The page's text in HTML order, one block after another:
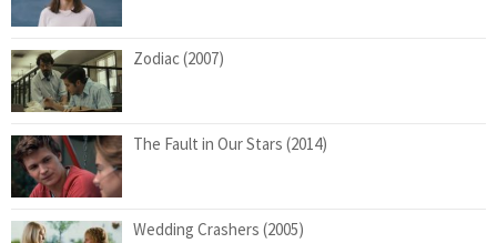
Zodiac (2007)
The Fault in Our Stars (2014)
Wedding Crashers (2005)